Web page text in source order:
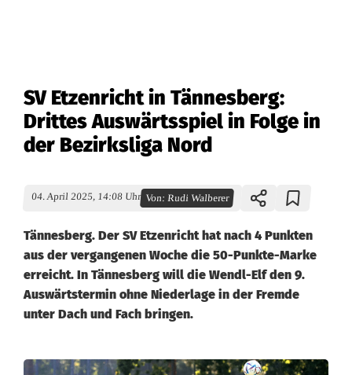
SV Etzenricht in Tännesberg:
Drittes Auswärtsspiel in Folge in
der Bezirksliga Nord
04. April 2025, 14:08 Uhr Von:Rudi Walberer
Tännesberg. Der SV Etzenricht hat nach 4 Punkten
aus der vergangenen Woche die 50-Punkte-Marke
erreicht. In Tännesberg will die Wendl-Elf den 9.
Auswärtstermin ohne Niederlage in der Fremde
unter Dach und Fach bringen.